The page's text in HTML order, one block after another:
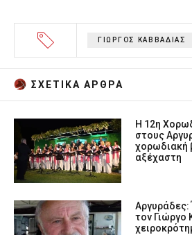
ΓΙΩΡΓΟΣ ΚΑΒΒΑΔΙΑΣ
ΣΧΕΤΙΚA AΡΘΡΑ
Η 12η
στους
χορωδιακή
αξέχαστη
Αργυράδες:
τον Γιώργο